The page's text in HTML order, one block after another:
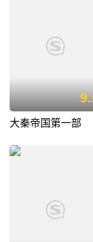
9.
大秦帝国第一部